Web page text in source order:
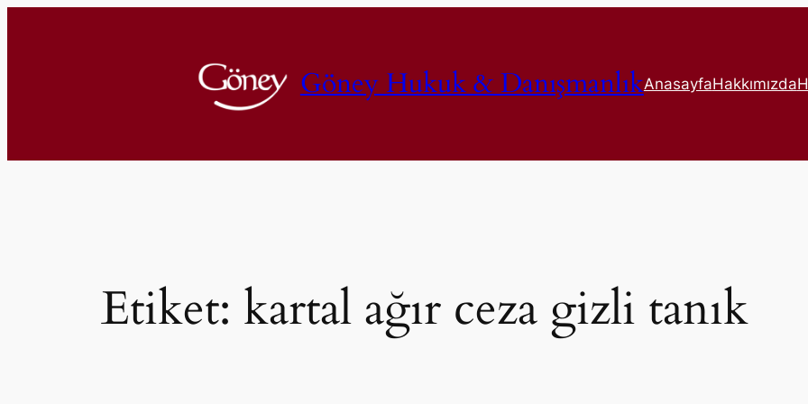
Göney Hukuk & DanışmanlıkAnasayfaHakkımızda
Etiket: kartal ağır ceza gizli tanık